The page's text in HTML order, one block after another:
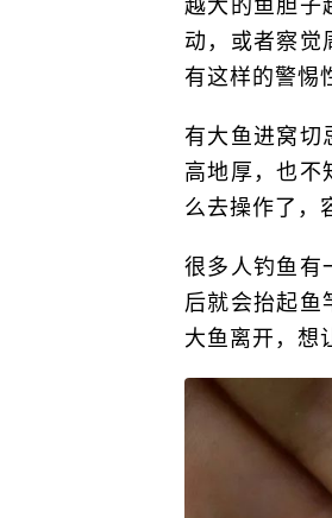
动，或者察觉
有这样的警惕
有大鱼进窝切
高地厚，也不
么去操作了，
很多人钓鱼有
后就会抬起鱼
大鱼离开，想